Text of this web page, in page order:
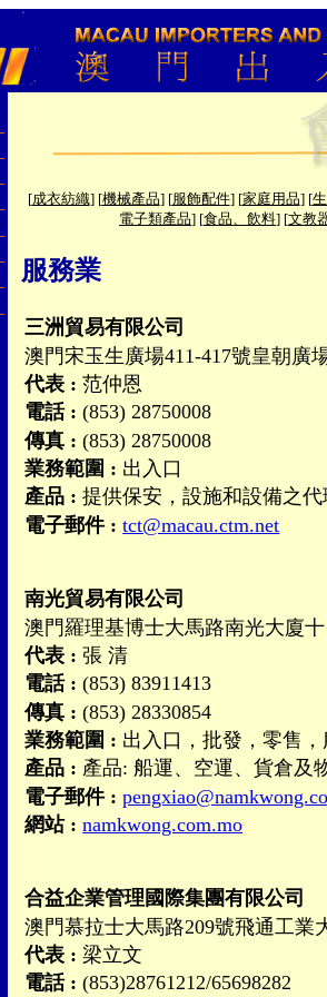
[成衣紡織] [機械產品] [服飾配件] [家庭用品] [
電子類產品] [食品、飲料] [文教
服務業
三洲貿易有限公司
澳門宋玉生廣場411-417號皇朝廣
代表 :范仲恩
電話 :(853) 28750008
傳真 :(853) 28750008
業務範圍 : 出入口
產品 :提供保安，設施和設備之代
電子郵件 :tct@macau.ctm.net
南光貿易有限公司
澳門羅理基博士大馬路南光大廈
代表 :張 清
電話 :(853) 83911413
傳真 :(853) 28330854
業務範圍 : 出入口，批發，零售
產品 : 產品: 船運、空運、貨倉及
電子郵件 :
網站 :namkwong.com.mo
合益企業管理國際集團有限公司
澳門慕拉士大馬路209號飛通工業
代表 :梁立文
電話 :(853)28761212/65698282